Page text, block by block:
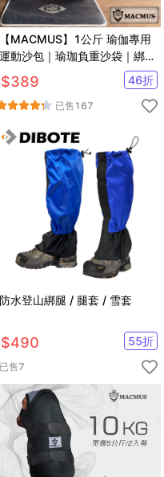
【MACMUS】1公斤 瑜伽專用
運動沙包｜瑜珈負重沙袋｜綁手
沙包
$389 46折
已售 167
防水登山綁腿 / 腿套 / 雪套
$490 55折
已售7